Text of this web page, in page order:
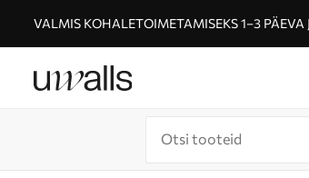
VALMIS KOHALETOIMETAMISEKS 1–3 PÄEVA